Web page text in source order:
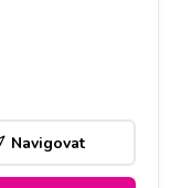
Navigovat